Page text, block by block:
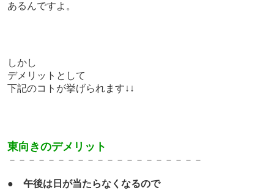
あるんですよ。
しかし
デメリットとして
下記のコトが挙げられます↓↓
東向きのデメリット
－－－－－－－－－－－－－－－－－－－－
● 午後は日が当たらなくなるので